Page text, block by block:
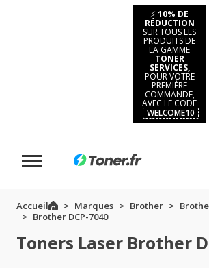
⚡ 10% DE
RÉDUCTION
SUR TOUS LES
PRODUITS DE
LA GAMME
TONER
SERVICES,
POUR VOTRE
PREMIÈRE
COMMANDE,
AVEC LE CODE
WELCOME10
Accueil Marques Brother
Brother DCP-7040
Toners Laser Brother